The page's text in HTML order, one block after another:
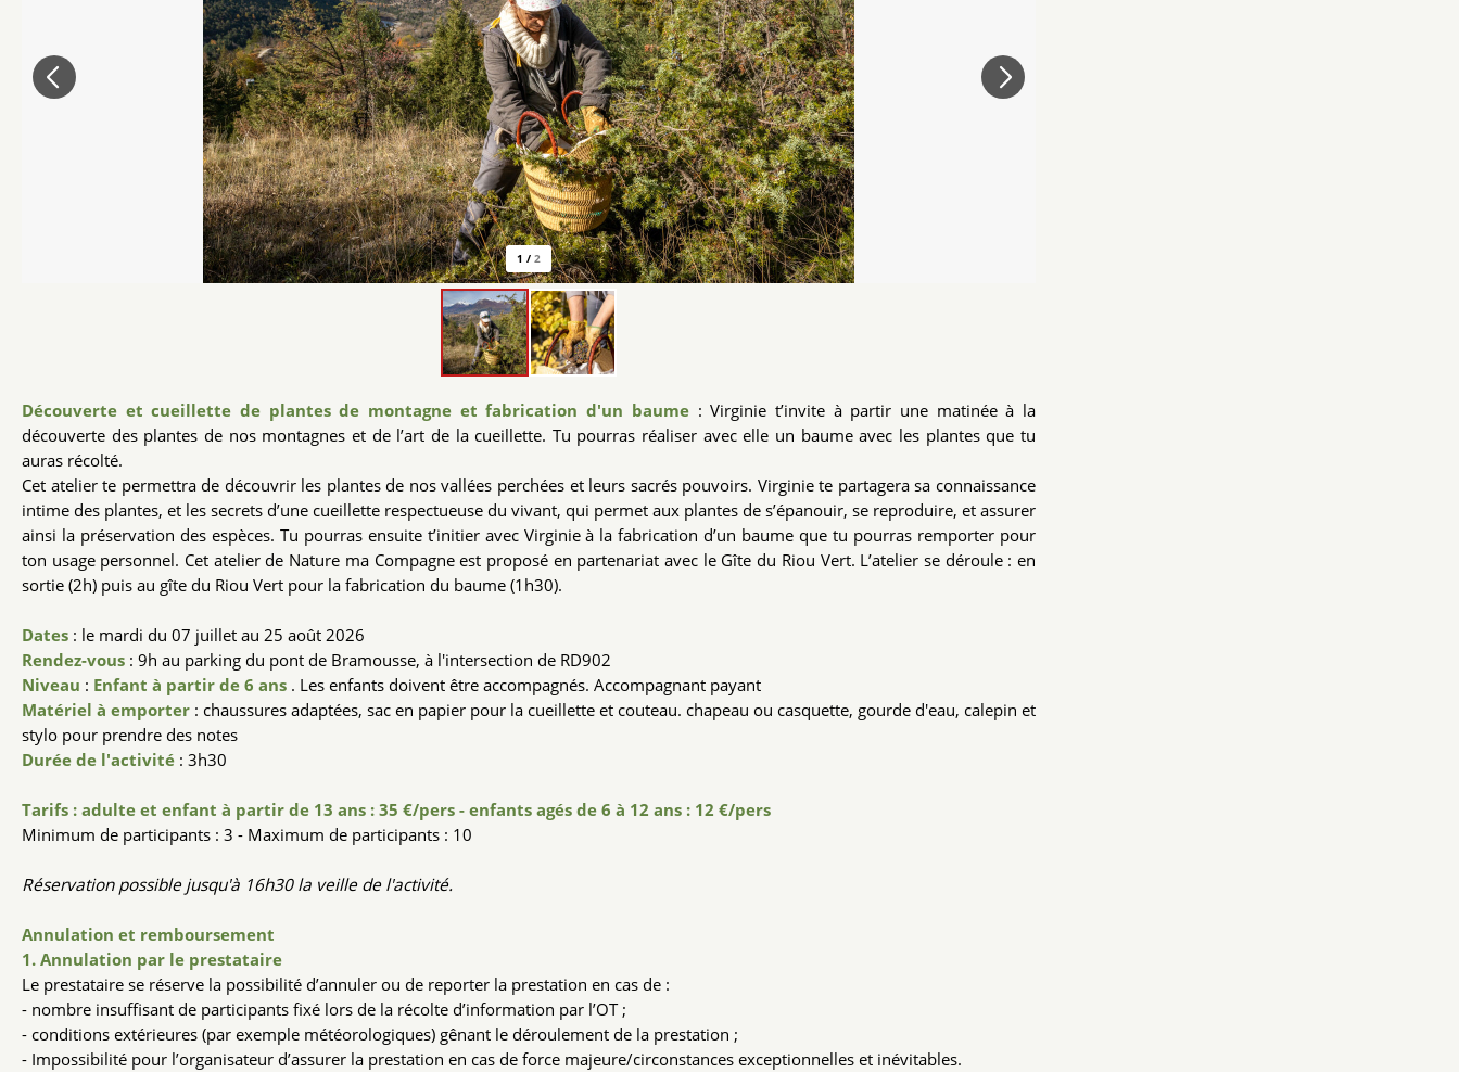
1 / 2
Découverte et cueillette de plantes de montagne et fabrication d'un baume: Virginie t’invite à partir une matinée à la
découverte des plantes de nos montagnes et de l’art de la cueillette. Tu pourras réaliser avec elle un baume avec les plantes que tu
auras récolté.
Cet atelier te permettra de découvrir les plantes de nos vallées perchées et leurs sacrés pouvoirs. Virginie te partagera sa connaissance
intime des plantes, et les secrets d’une cueillette respectueuse du vivant, qui permet aux plantes de s’épanouir, se reproduire, et assurer
ainsi la préservation des espèces. Tu pourras ensuite t’initier avec Virginie à la fabrication d’un baume que tu pourras remporter pour
ton usage personnel. Cet atelier de Nature ma Compagne est proposé en partenariat avec le Gîte du Riou Vert. L’atelier se déroule : en
sortie (2h) puis au gîte du Riou Vert pour la fabrication du baume (1h30).
Dates : le mardi du 07 juillet au 25 août 2026
Rendez-vous : 9h au parking du pont de Bramousse, à l'intersection de RD902
Niveau : Enfant à partir de 6 ans . Les enfants doivent être accompagnés. Accompagnant payant
Matériel à emporter : chaussures adaptées, sac en papier pour la cueillette et couteau. chapeau ou casquette, gourde d'eau, calepin et
stylo pour prendre des notes
Durée de l'activité : 3h30
Tarifs : adulte et enfant à partir de 13 ans : 35 €/pers - enfants agés de 6 à 12 ans : 12 €/pers
Minimum de participants : 3 - Maximum de participants : 10
Réservation possible jusqu'à 16h30 la veille de l'activité.
Annulation et remboursement
1. Annulation par le prestataire
Le prestataire se réserve la possibilité d’annuler ou de reporter la prestation en cas de :
- nombre insuffisant de participants fixé lors de la récolte d’information par l’OT ;
- conditions extérieures (par exemple météorologiques) gênant le déroulement de la prestation ;
- Impossibilité pour l’organisateur d’assurer la prestation en cas de force majeure/circonstances exceptionnelles et inévitables.